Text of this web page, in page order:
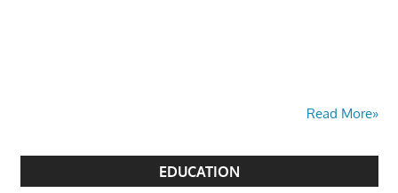
Read More»
EDUCATION